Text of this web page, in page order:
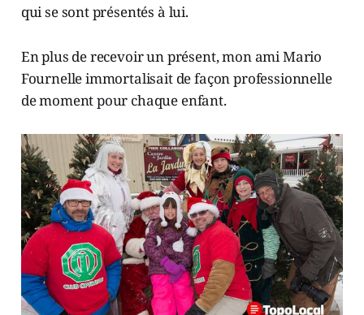
qui se sont présentés à lui.
En plus de recevoir un présent, mon ami Mario
Fournelle immortalisait de façon professionnelle
de moment pour chaque enfant.